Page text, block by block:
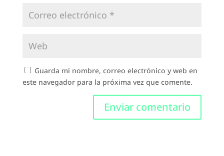
Guarda mi nombre, correo electrónico y web en
este navegador para la próxima vez que comente.